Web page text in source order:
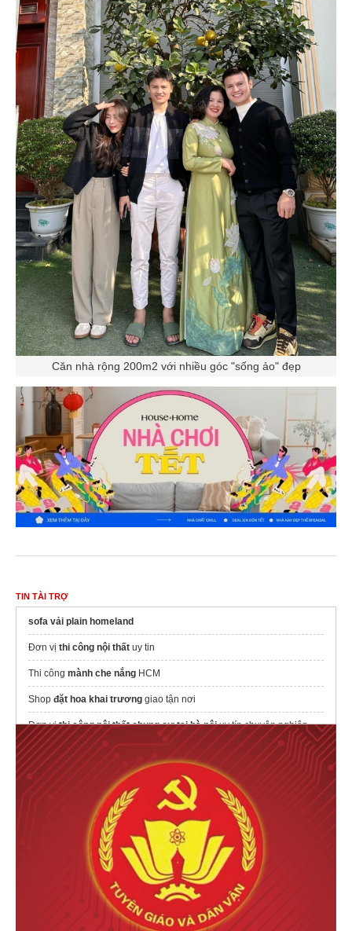
Căn nhà rộng 200m2 với nhiều góc "sống ảo" đẹp
TIN TÀI TRỢ
sofa vải plain homeland
Đơn vị thi công nội thất uy tin
Thi công mành che nắng HCM
Shop đặt hoa khai trương giao tận nơi
Đơn vịthi công nội thất chung cư tại hà nộiuy tín chuyên nghiệp
Khám phá giải phápThi công nội thất Hải Phòng
giúp tiết kiệm chi
phí và đồng bộ từ ý tưởng đến hoàn thiện.
ký hiệu đèn led trong sơ đồ mạch điện